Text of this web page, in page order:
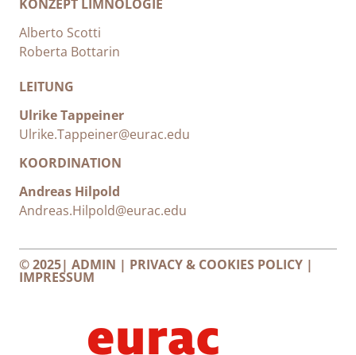
KONZEPT LIMNOLOGIE
Alberto Scotti
Roberta Bottarin
LEITUNG
Ulrike Tappeiner
Ulrike.Tappeiner@eurac.edu
KOORDINATION
Andreas Hilpold
Andreas.Hilpold@eurac.edu
© 2025| ADMIN | PRIVACY & COOKIES POLICY |
IMPRESSUM